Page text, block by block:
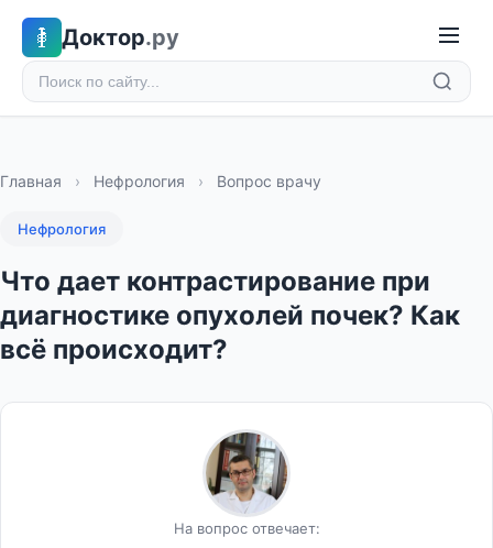
Доктор.ру
Главная › Нефрология › Вопрос врачу
Нефрология
Что дает контрастирование при
диагностике опухолей почек? Как
всё происходит?
На вопрос отвечает: